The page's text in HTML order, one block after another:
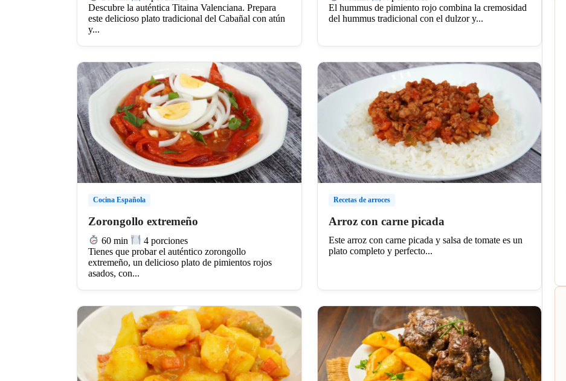
Descubre la auténtica Titaina Valenciana. Prepara
este delicioso plato tradicional del Cabañal con atún
y...
El hummus de pimiento rojo combina la cremosidad
del hummus tradicional con el dulzor y...
Cocina Española
Zorongollo extremeño
60 min
4 porciones
Tienes que probar el auténtico zorongollo
extremeño, un delicioso plato de pimientos rojos
asados, con...
Recetas de arroces
Arroz con carne picada
Este arroz con carne picada y salsa de tomate es un
plato completo y perfecto...